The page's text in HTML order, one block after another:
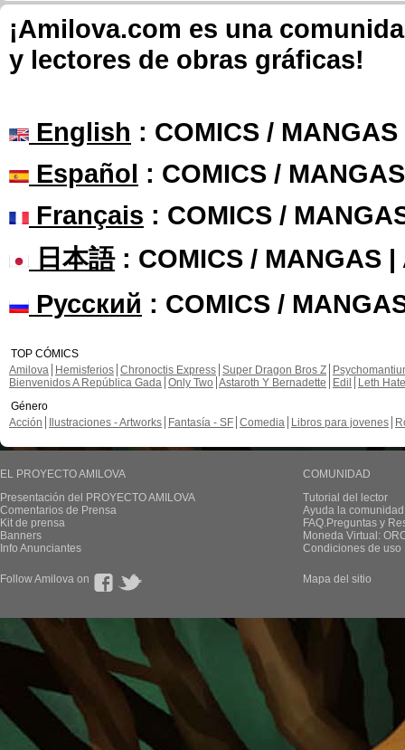
¡Amilova.com es una
y lectores de obras gráficas!
English : COMICS /
Español : COMICS /
Français : COMICS /
日本語: COMICS / MANGAS |
Русский : COMICS /
TOP CÓMICS
Amilova
Hemisferios Chronoctis Express Super Dragon Bros Z
Bienvenidos A República Gada Only Two Astaroth Y Bernadette Edil
Leth Hate
Género
Acción
Ilustraciones - Artworks Fantasía - SF Comedia Libros para jovenes
EL PROYECTO AMILOVA
Presentación del PROYECTO AMILOVA
Comentarios de Prensa
Kit de prensa
Banners
Info Anunciantes
COMUNIDAD
Tutorial del lector
Ayuda la
FAQ.Preguntas y
Moneda Virtual:
Condiciones de uso
Follow Amilova on Mapa del sitio